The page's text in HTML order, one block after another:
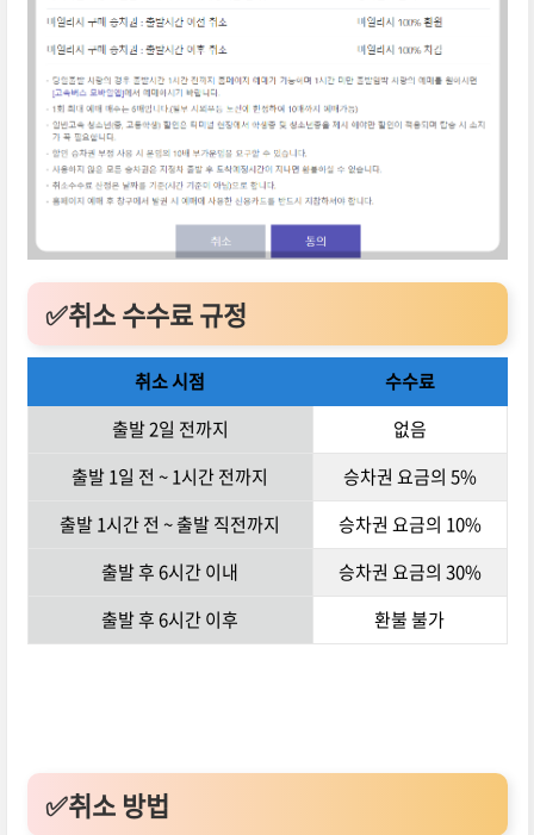
✅취소 수수료 규정
취소 시점
수수료
출발 2일 전까지
없음
출발 1일 전 ~ 1시간 전까지
승차권 요금의 5%
출발 1시간 전 ~ 출발 직전까지
승차권 요금의 10%
출발 후 6시간 이내
승차권 요금의 30%
출발 후 6시간 이후
환불 불가
✅취소 방법